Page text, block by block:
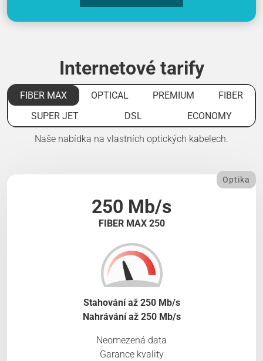
Internetové tarify
FIBER MAX OPTICAL PREMIUM
FIBER
SUPER JET
DSL ECONOMY
Naše nabídka na vlastních optických kabelech.
250 Mb/s
FIBER MAX 250
Optika
Stahování až 250 Mb/s
Nahrávání až 250 Mb/s
Neomezená data
Garance kvality